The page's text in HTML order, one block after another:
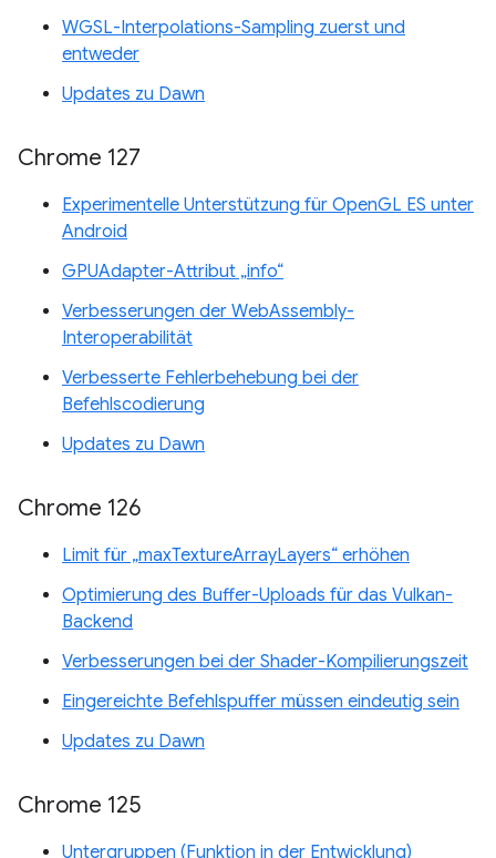
WGSL-Interpolations-Sampling zuerst und
entweder
Updates zu Dawn
Chrome 127
Experimentelle Unterstützung für OpenGL ES unter
Android
GPUAdapter-Attribut „info“
Verbesserungen der WebAssembly-
Interoperabilität
Verbesserte Fehlerbehebung bei der
Befehlscodierung
Updates zu Dawn
Chrome 126
Limit für „maxTextureArrayLayers“ erhöhen
Optimierung des Buffer-Uploads für das Vulkan-
Backend
Verbesserungen bei der Shader-Kompilierungszeit
Eingereichte Befehlspuffer müssen eindeutig sein
Updates zu Dawn
Chrome 125
Untergruppen (Funktion in der Entwicklung)